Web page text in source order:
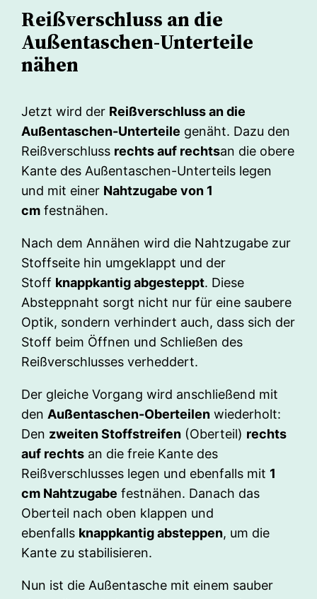
Reißverschluss an die
Außentaschen-Unterteile
nähen
Jetzt wird der Reißverschluss an die
Außentaschen-Unterteile genäht. Dazu den
Reißverschluss rechts auf rechtsan die obere
Kante des Außentaschen-Unterteils legen
und mit einer Nahtzugabe von 1
cm festnähen.
Nach dem Annähen wird die Nahtzugabe zur
Stoffseite hin umgeklappt und der
Stoff knappkantig abgesteppt. Diese
Absteppnaht sorgt nicht nur für eine saubere
Optik, sondern verhindert auch, dass sich der
Stoff beim Öffnen und Schließen des
Reißverschlusses verheddert.
Der gleiche Vorgang wird anschließend mit
den Außentaschen-Oberteilen wiederholt:
Den zweiten Stoffstreifen (Oberteil) rechts
auf rechts an die freie Kante des
Reißverschlusses legen und ebenfalls mit 1
cm Nahtzugabe festnähen. Danach das
Oberteil nach oben klappen und
ebenfalls knappkantig absteppen, um die
Kante zu stabilisieren.
Nun ist die Außentasche mit einem sauber